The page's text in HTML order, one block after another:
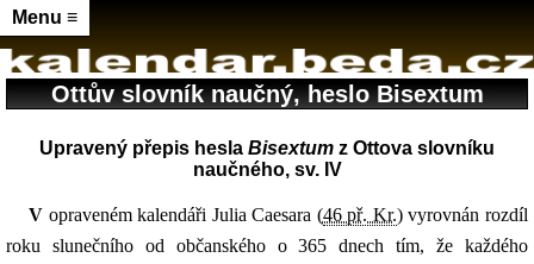
Menu ≡
Ottův slovník naučný, heslo Bisextum
Upravený přepis hesla Bisextum z Ottova slovníku
naučného, sv. IV
V opraveném kalendáři Julia Caesara (46 př. Kr.) vyrovnán rozdíl
roku slunečního od občanského o 365 dnech tím, že každého